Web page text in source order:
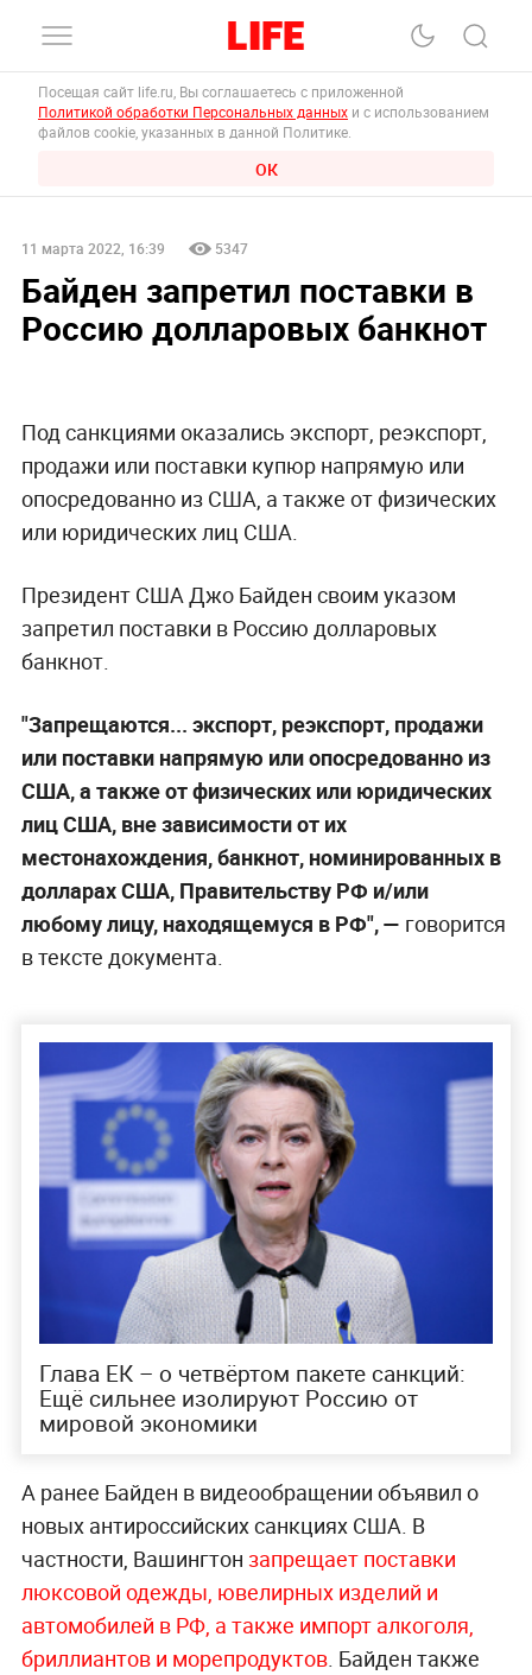
Посещая сайт life.ru, Вы соглашаетесь с приложенной
Политикой обработки Персональных данных и с использованием
файлов cookie, указанных в данной Политике.
ОК
11 марта 2022, 16:39 5347
Байден запретил поставки в
Россию долларовых банкнот
Под санкциями оказались экспорт, реэкспорт,
продажи или поставки купюр напрямую или
опосредованно из США, а также от физических
или юридических лиц США.
Президент США Джо Байден своим указом
запретил поставки в Россию долларовых
банкнот.
"Запрещаются... экспорт, реэкспорт, продажи
или поставки напрямую или опосредованно из
США, а также от физических или юридических
лиц США, вне зависимости от их
местонахождения, банкнот, номинированных в
долларах США, Правительству РФ и/или
любому лицу, находящемуся в РФ", — говорится
в тексте документа.
Глава ЕК – о четвёртом пакете санкций:
Ещё сильнее изолируют Россию от
мировой экономики
А ранее Байден в видеообращении объявил о
новых антироссийских санкциях США. В
частности, Вашингтон запрещает поставки
люксовой одежды, ювелирных изделий и
автомобилей в РФ, а также импорт алкоголя,
бриллиантов и морепродуктов. Байден также